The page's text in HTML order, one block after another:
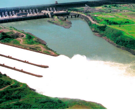
gratuitos a puestos de
medidas con flexibilización
y actividades